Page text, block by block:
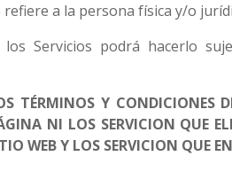
a la persona física y/o
Servicios podrá hacerlo
TÉRMINOS Y CONDICIONES
NI LOS SERVICION QUE
WEB Y LOS SERVICION QUE EN